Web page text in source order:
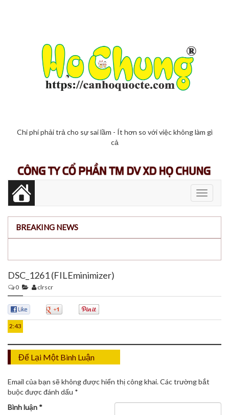
Chi phí phải trả cho sự sai lầm - Ít hơn so với việc không làm gì
cả
Toggle
BREAKING NEWS
DSC_1261 (FILEminimizer)
0
clrscr
TH12
2:43
Để Lại Một Bình Luận
Email của bạn sẽ không được hiển thị công khai.Các trường bắt
buộc được đánh dấu *
Bình luận *